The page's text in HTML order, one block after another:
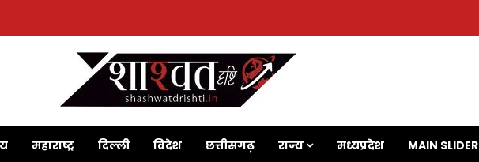
महाराष्ट्र दिल्ली विदेश छत्तीसगढ़ राज्य मध्यप्रदेश MAIN SLIDER